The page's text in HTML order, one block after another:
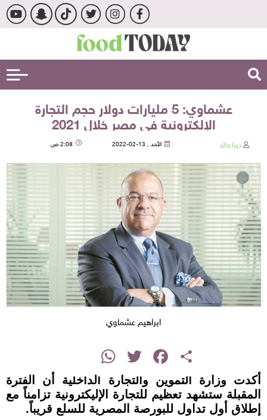
عشماوي: 5 مليارات دولار حجم التجارة
الإلكترونية في مصر خلال 2021
دينا خالد الأحد , 13-02-2022 2:08 ص
ابراهيم عشماوي
Share
Facebook
Twitter
WhatsApp
أكدت وزارة التموين والتجارة الداخلية أن الفترة
المقبلة ستشهد تعظيم للتجارة الإليكترونية تزامناً مع
إطلاق أول تداول للبورصة المصرية للسلع قريباً.